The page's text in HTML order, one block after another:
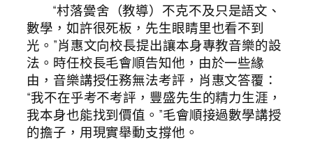
“村落黌舍（教導）不克不及只是語文、
數學，如許很死板，先生眼睛里也看不到
光。”肖惠文向校長提出讓本身專教音樂的設
法。時任校長毛會順告知他，由於一些緣
由，音樂講授任務無法考評，肖惠文答覆：
“我不在乎考不考評，豐盛先生的精力生涯，
我本身也能找到價值。”毛會順接過數學講授
的擔子，用現實舉動支撐他。